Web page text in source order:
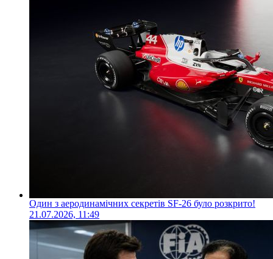
Один з аеродинамічних секретів SF-26 було розкрито!
21.07.2026, 11:49